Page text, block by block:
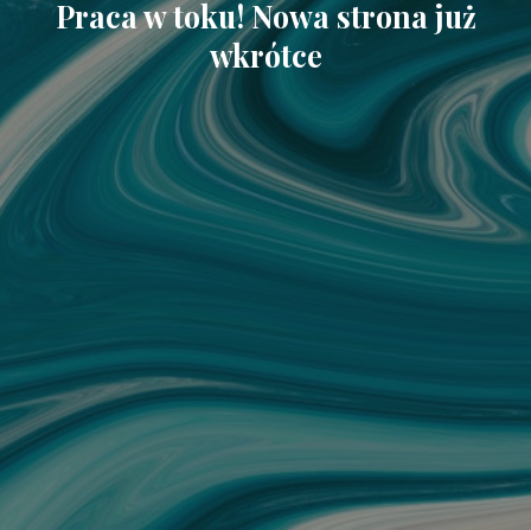
Praca w toku! Nowa strona już
wkrótce